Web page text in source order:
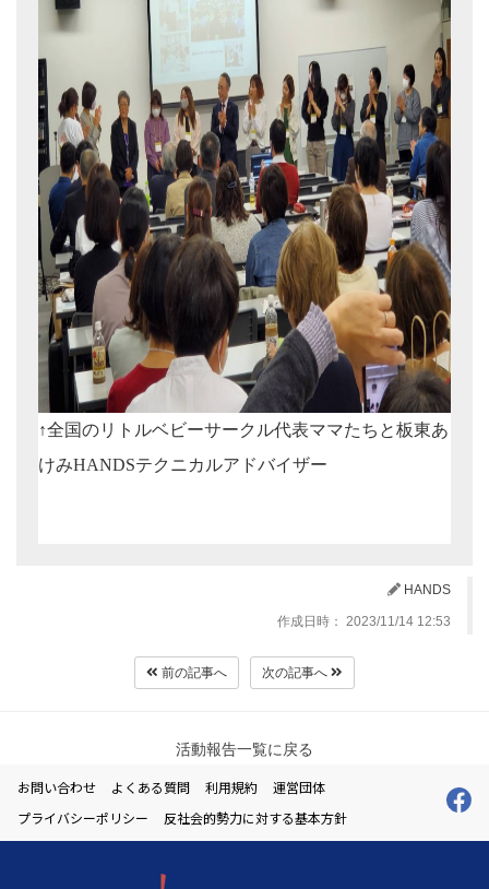
↑全国のリトルベビーサークル代表ママたちと板東あ
けみHANDSテクニカルアドバイザー
HANDS
作成日時： 2023/11/14 12:53
前の記事へ 次の記事へ
活動報告一覧に戻る
お問い合わせ よくある質問 利用規約
運営団体
プライバシーポリシー
反社会的勢力に対する基本方針